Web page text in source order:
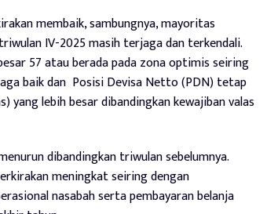
membaik, sambungnya, mayoritas
IV-2025 masih terjaga danterkendali.
57 atau berada pada zona optimis seiring
baik dan Posisi Devisa Netto (PDN) tetap
yang lebih besar dibandingkan kewajiban valas
dibandingkan triwulan sebelumnya.
meningkat seiring dengan
nasabah serta pembayaran belanja